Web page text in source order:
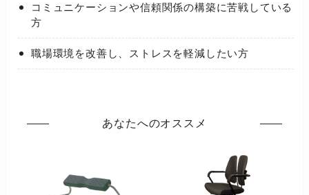
コミュニケーションや信頼関係の構築に苦戦している
方
職場環境を改善し、ストレスを軽減したい方
あなたへのオススメ